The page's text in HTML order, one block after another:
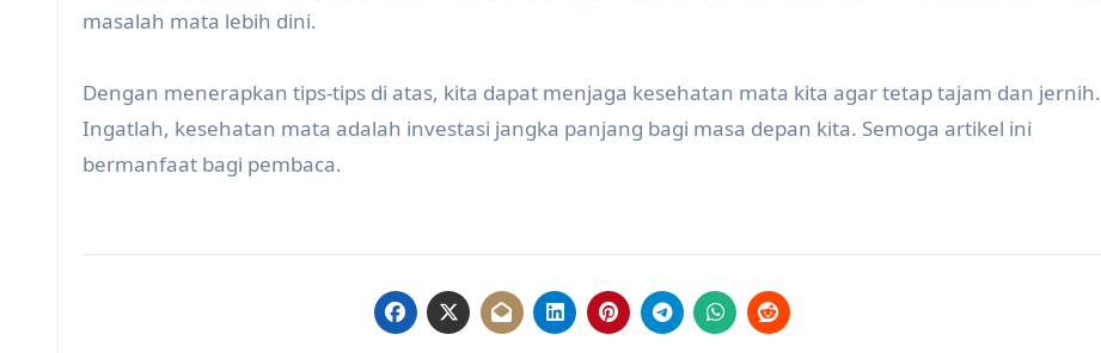
masalah mata lebih dini.
Dengan menerapkan tips-tips di atas, kita dapat menjaga kesehatan mata kita agar tetap tajam dan jernih.
Ingatlah, kesehatan mata adalah investasi jangka panjang bagi masa depan kita. Semoga artikel ini
bermanfaat bagi pembaca.